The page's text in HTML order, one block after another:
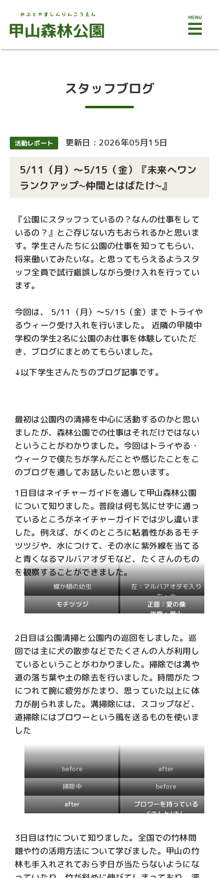
MENU
スタッフブログ
活動レポート 更新日 : 2026年05月15日
5/11（月）～5/15（金）『未来へワン
ランクアップ~仲間とはばたけ~』
『公園にスタッフっているの？なんの仕事をして
いるの？』とご存じない方もおられるかと思いま
す。学生さんたちに公園の仕事を知ってもらい、
将来働いてみたいな。と思ってもらえるようスタ
ッフ全員で試行錯誤しながら受け入れを行ってい
ます。
今回は、 5/11（月）～5/15（金）まで トライや
るウィーク受け入れを行いました。 近隣の甲陵中
学校の学生2名に公園のお仕事を体験していただ
き、ブログにまとめてもらいました。
↓以下学生さんたちのブログ記事です。
最初は公園内の清掃を中心に活動するのかと思い
ましたが、森林公園での仕事はそれだけではない
ということがわかりました。今回はトライやる・
ウィークで僕たちが学んだことや感じたことをこ
のブログを通してお話したいと思います。
1日目はネイチャーガイドを通して甲山森林公園
について知りました。普段は何も気にせずに通っ
ているところがネイチャーガイドでは少し違いま
した。例えば、がくのところに粘着性があるモチ
ツツジや、水につけて、その水に紫外線を当てる
と青くなるマルバアオダモなど、たくさんのもの
を観察することができました。
蝶か蛾の幼虫
左：マルバアオダモ入り
右：水
モチツツジ
正面：愛の像
後面：甲山
2日目は公園清掃と公園内の巡回をしました。巡
回では主に犬の散歩などでたくさんの人が利用し
ているということがわかりました。掃除では溝や
道の落ち葉や土の除去を行いました。時間がたつ
につれて腕に疲労がたまり、思っていた以上に体
力が削られました。溝掃除には、スコップなど、
道掃除にはブロワーという風を送るものを使いま
した
before
after
掃除中
before
after
ブロワーを持っている
SさんとIさん
3日目は竹について知りました。全国での竹林問
題や竹の活用方法について学びました。甲山の竹
林も手入れされておらず日が当たらないようにな